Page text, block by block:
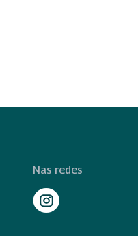
Nas redes